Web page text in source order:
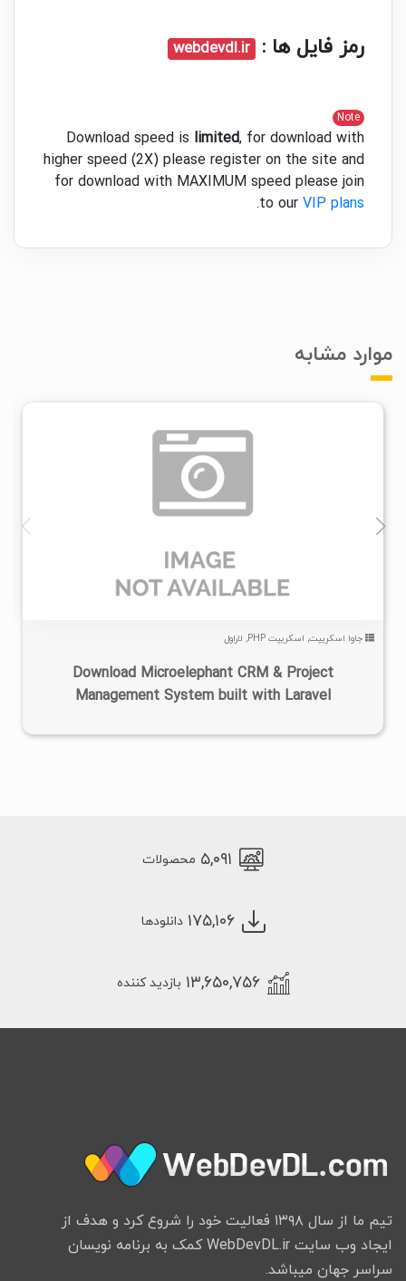
رمز فایل ها : webdevdl.ir
Note
Download speed is limited, for download with
higher speed (2X) please register on the site and
for download with MAXIMUM speed please join
to our VIP plans
.
موارد مشابه
جاوا اسکریپت, اسکریپت PHP , لاراول
Download Microelephant CRM & Project
Management System built with Laravel
۵,۰۹۱ محصولات
۱۷۵,۱۰۶ دانلودها
۱۳,۶۵۰,۷۵۶ بازدید کننده
تیم ما از سال ۱۳۹۸ فعالیت خود را شروع کرد و هدف از
ایجاد وب سایت WebDevDL.ir کمک به برنامه نویسان
سراسر جهان میباشد.